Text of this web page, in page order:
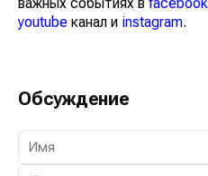
youtube канал и instagram.
Обсуждение